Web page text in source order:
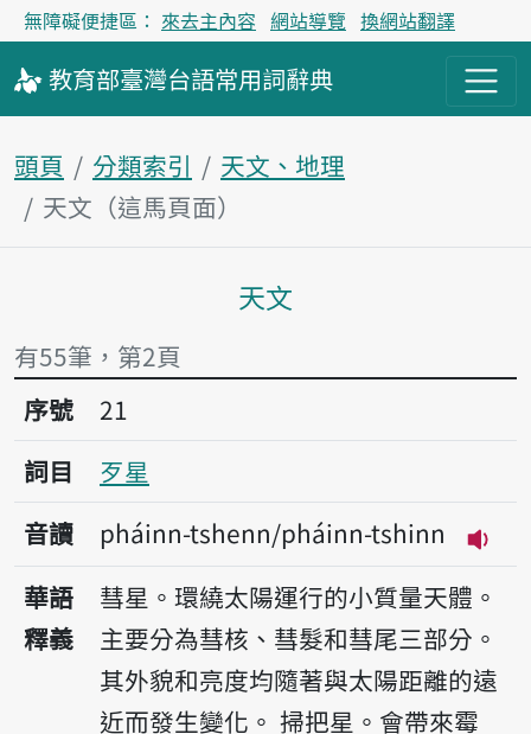
無障礙便捷區： 來去主內容 網站導覽 換網站翻譯
教育部臺灣台語常用詞辭典
頭頁 分類索引
天文、地理
天文（這馬頁面）
主內容區
天文
有55筆，第2頁
序號21歹星
序號
21
詞目
歹星
音讀
pháinn-tshenn/pháinn-tshinn
播
華語
釋義
彗星。環繞太陽運行的小質量天體。
主要分為彗核、彗髮和彗尾三部分。
其外貌和亮度均隨著與太陽距離的遠
近而發生變化。 掃把星。會帶來霉